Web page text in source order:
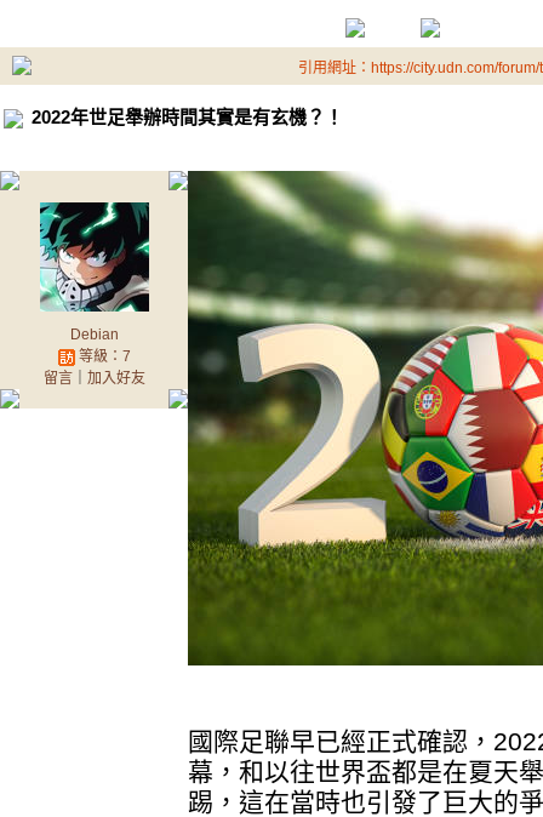
引用網址：https://city.udn.com/
2022年世足舉辦時間其實是有玄機？！
Debian
等級：7
留言｜ 加入好友
國際足聯早已經正式確認，
幕，和以往世界盃都是在夏天
踢，這在當時也引發了巨大的